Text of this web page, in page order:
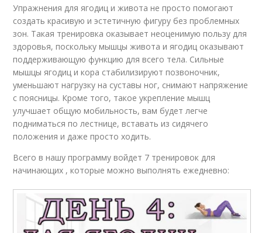
Упражнения для ягодиц и живота не просто помогают
создать красивую и эстетичную фигуру без проблемных
зон. Такая тренировка оказывает неоценимую пользу для
здоровья, поскольку мышцы живота и ягодиц оказывают
поддерживающую функцию для всего тела. Сильные
мышцы ягодиц и кора стабилизируют позвоночник,
уменьшают нагрузку на суставы ног, снимают напряжение
с поясницы. Кроме того, такое укрепление мышц
улучшает общую мобильность, вам будет легче
подниматься по лестнице, вставать из сидячего
положения и даже просто ходить.
Всего в нашу программу войдет 7 тренировок для
начинающих , которые можно выполнять ежедневно: